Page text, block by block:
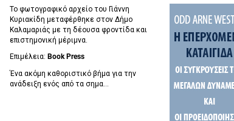
Το φωτογραφικό αρχείο του Γιάννη
Κυριακίδη μεταφέρθηκε στον Δήμο
Καλαμαριάς με τη δέουσα φροντίδα και
επιστημονική μέριμνα.
Επιμέλεια: Book Press
Ένα ακόμη καθοριστικό βήμα για την
ανάδειξη ενός από τα σημα...